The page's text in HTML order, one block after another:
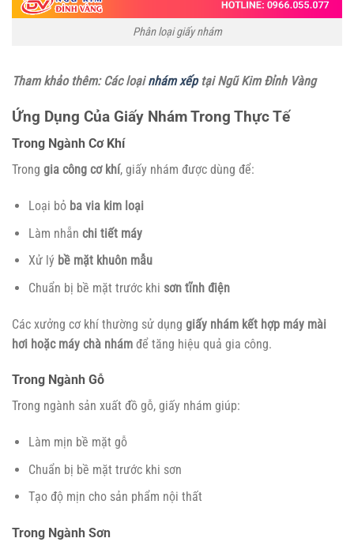
Phân loại giấy nhám
Tham khảo thêm: Các loạinhám xếptại Ngũ Kim Đỉnh Vàng
Ứng Dụng Của Giấy Nhám Trong Thực Tế
Trong Ngành Cơ Khí
Trong gia công cơ khí, giấy nhám được dùng để:
Loại bỏ ba via kim loại
Làm nhẵn chi tiết máy
Xử lý bề mặt khuôn mẫu
Chuẩn bị bề mặt trước khi sơn tĩnh điện
Các xưởng cơ khí thường sử dụng giấy nhám kết hợp máy mài
hơi hoặc máy chà nhám để tăng hiệu quả gia công.
Trong Ngành Gỗ
Trong ngành sản xuất đồ gỗ, giấy nhám giúp:
Làm mịn bề mặt gỗ
Chuẩn bị bề mặt trước khi sơn
Tạo độ mịn cho sản phẩm nội thất
Trong Ngành Sơn